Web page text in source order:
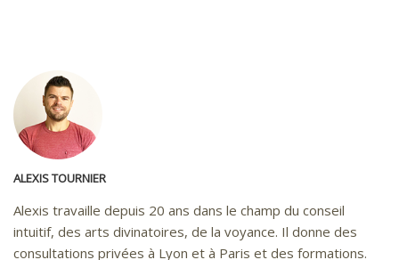
ALEXIS TOURNIER
Alexis travaille depuis 20 ans dans le champ du conseil
intuitif, des arts divinatoires, de la voyance. Il donne des
consultations privées à Lyon et à Paris et des formations.